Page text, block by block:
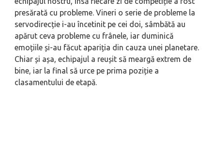
presărată cu probleme. Vineri o serie de probleme la
servodirecție i-au încetinit pe cei doi, sâmbătă au
apărut ceva probleme cu frânele, iar duminică
emoțiile și-au făcut apariția din cauza unei planetare.
Chiar și așa, echipajul a reușit să meargă extrem de
bine, iar la final să urce pe prima poziție a
clasamentului de etapă.